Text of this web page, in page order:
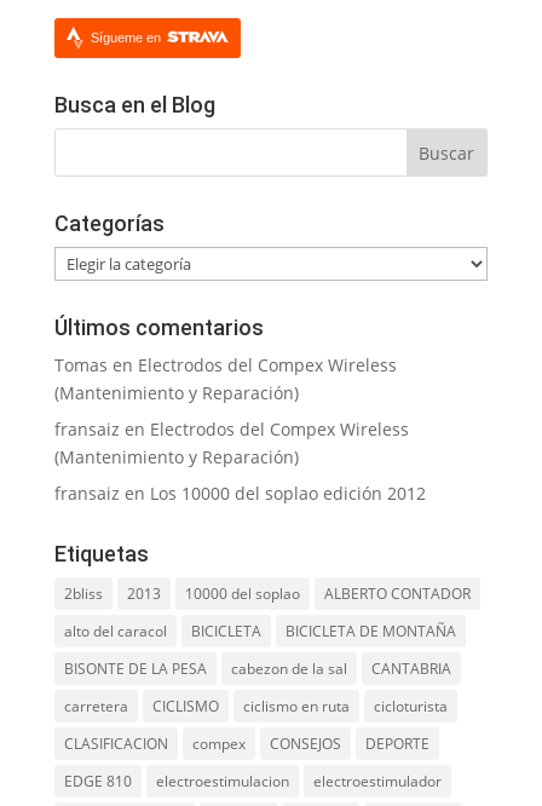
Sígueme en
Busca en el Blog
Categorías
Categorías
Últimos comentarios
Tomas en Electrodos del Compex Wireless
(Mantenimiento y Reparación)
fransaiz en Electrodos del Compex Wireless
(Mantenimiento y Reparación)
fransaiz en Los 10000 del soplao edición 2012
Etiquetas
2bliss 2013 10000 del soplao
ALBERTO CONTADOR
alto del caracol
BICICLETA
BICICLETA DE MONTAÑA
BISONTE DE LA PESA
cabezon de la sal
CANTABRIA
carretera
CICLISMO ciclismo en ruta
cicloturista
CLASIFICACION
compex CONSEJOS
DEPORTE
EDGE 810
electroestimulacion electroestimulador